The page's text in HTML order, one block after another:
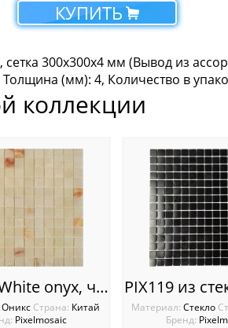
КУПИТЬ
сетка 300х300х4 мм (Вывод из
(мм): 4, Количество в
коллекции
PIX 203 White onyx, чип 23x23 мм, сетка 305х305x6 мм, Полированная
Оникс Cтрана: Китай
Pixelmosaic
Материал:Стекло
Бренд: